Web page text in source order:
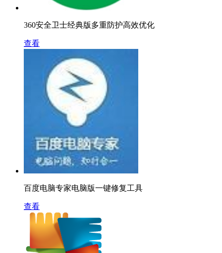
360安全卫士经典版多重防护高效优化
查看
百度电脑专家电脑版一键修复工具
查看